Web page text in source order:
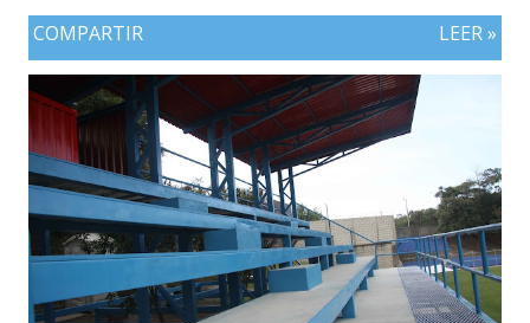
Cruz Azul de México iniciará a realizar su pretemporada.
Bio Ospina, de madre guatemalteca y padre colombiano,
vivía en Estados Unidos antes de ir a ser una prueba a la
filial del Cruz Azul de México, club al que se vinculó tras
destacar en una gira en Europa. Misael Ospina Pinto Lugar
y fecha de nacimiento: Barberena, Santa Rosa, 29 de julio
1996 Posición: Volante por derecha Peso: 143 libras
Estatura: 1.75 metros Equipo: Cruz Azul de Segunda
División de México Estudios: Quinto bachillerato en México
COMPARTIR LEER »